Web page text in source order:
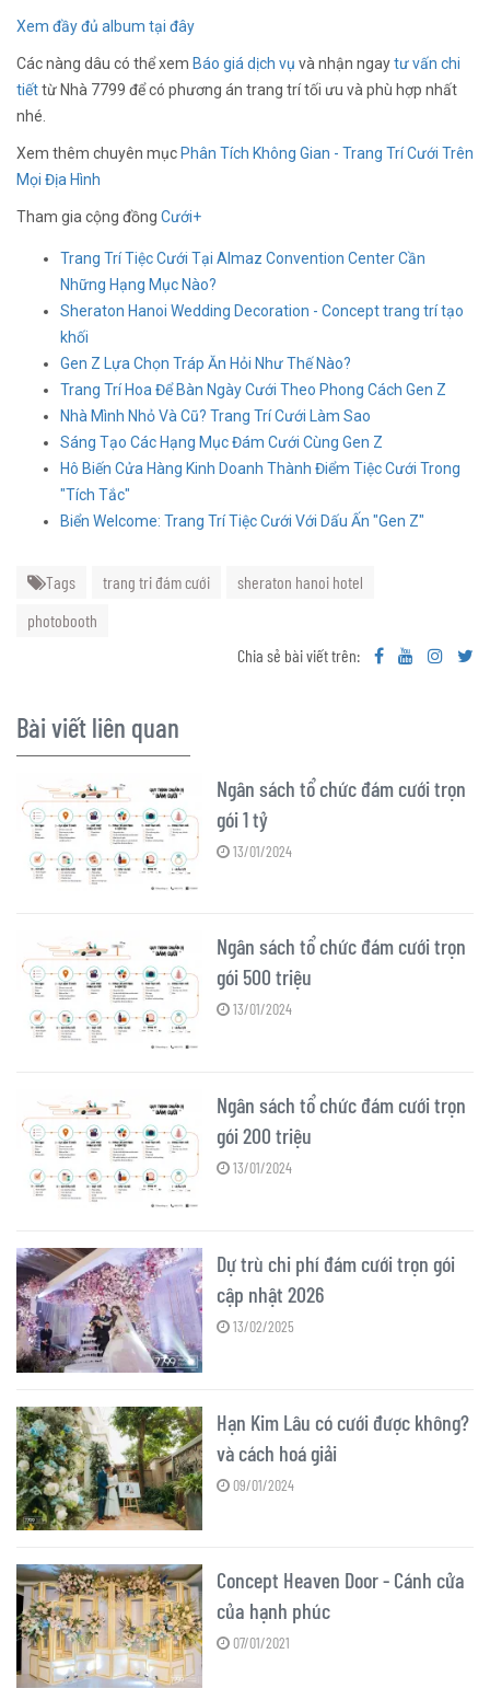
Xem đầy đủ album tại đây
Các nàng dâu có thể xem Báo giá dịch vụ và nhận ngaytư vấn chi
tiếttừ Nhà 7799 để có phương án trang trí tối ưu và phù hợp nhất
nhé.
Xem thêm chuyên mục Phân Tích Không Gian - Trang Trí Cưới Trên
Mọi Địa Hình
Tham gia cộng đồng Cưới+
Trang Trí Tiệc Cưới Tại Almaz Convention Center Cần
Những Hạng Mục Nào?
Sheraton Hanoi Wedding Decoration - Concept trang trí tạo
khối
Gen Z Lựa Chọn Tráp Ăn Hỏi Như Thế Nào?
Trang Trí Hoa Để Bàn Ngày Cưới Theo Phong Cách Gen Z
Nhà Mình Nhỏ Và Cũ? Trang Trí Cưới Làm Sao
Sáng Tạo Các Hạng Mục Đám Cưới Cùng Gen Z
Hô Biến Cửa Hàng Kinh Doanh Thành Điểm Tiệc Cưới Trong
"Tích Tắc"
Biển Welcome: Trang Trí Tiệc Cưới Với Dấu Ấn "Gen Z"
Tags trang tri đám cưới
sheraton hanoi hotel
photobooth
Chia sẻ bài viết trên:
Bài viết liên quan
Ngân sách tổ chức đám cưới trọn
gói 1 tỷ
13/01/2024
Ngân sách tổ chức đám cưới trọn
gói 500 triệu
13/01/2024
Ngân sách tổ chức đám cưới trọn
gói 200 triệu
13/01/2024
Dự trù chi phí đám cưới trọn gói
cập nhật 2026
13/02/2025
Hạn Kim Lâu có cưới được không?
và cách hoá giải
09/01/2024
Concept Heaven Door - Cánh cửa
của hạnh phúc
07/01/2021